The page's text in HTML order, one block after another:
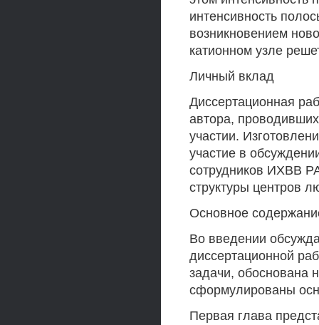
интенсивность
возникновением
катионном узле
Личный вклад
Диссертационная
автора,
участии.
участие в
сотрудников ИХВВ
структуры центров
Основное
Во введении
диссертационной
задачи, обоснована
сформулированы
Первая глава